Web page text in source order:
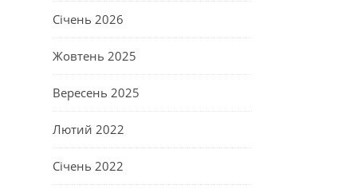
Січень 2026
Жовтень 2025
Вересень 2025
Лютий 2022
Січень 2022